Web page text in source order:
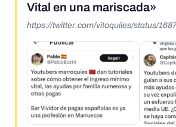
Vital en una mariscada»
https://twitter.com/vitoquiles/status/